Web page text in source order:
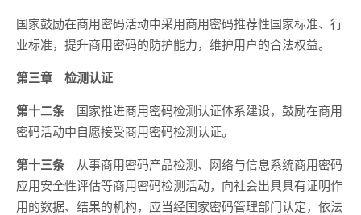
国家鼓励在商用密码活动中采用商用密码推荐性国家标准、行
业标准，提升商用密码的防护能力，维护用户的合法权益。
第三章 检测认证
第十二条 国家推进商用密码检测认证体系建设，鼓励在商用
密码活动中自愿接受商用密码检测认证。
第十三条 从事商用密码产品检测、网络与信息系统商用密码
应用安全性评估等商用密码检测活动，向社会出具具有证明作
用的数据、结果的机构，应当经国家密码管理部门认定，依法